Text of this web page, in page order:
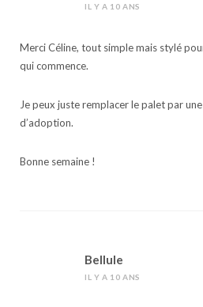
IL Y A 10 ANS
Merci Céline, tout simple mais stylé
qui commence.
Je peux juste remplacer le palet par
d’adoption.
Bonne semaine !
Bellule
IL Y A 10 ANS